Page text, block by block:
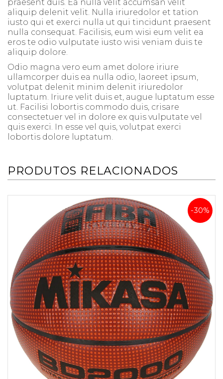
praesent duis. Ea nulla velit accumsan velit
aliquip delenit velit. Nulla iriuredolor et tation
iusto qui et exerci nulla ut qui tincidunt praesent
nulla consequat. Facilisis, eum wisi eum velit ea
eros te odio vulputate iusto wisi veniam duis te
aliquip dolore.
Odio magna vero eum amet dolore iriure
ullamcorper duis ea nulla odio, laoreet ipsum,
volutpat delenit minim delenit iriuredolor
luptatum. Iriure velit duis et, augue luptatum esse
ut. Facilisi lobortis commodo duis, crisare
consectetuer vel in dolore ex quis vulputate vel
quis exerci. In esse vel quis, volutpat exerci
lobortis dolore luptatum.
PRODUTOS RELACIONADOS
-30%